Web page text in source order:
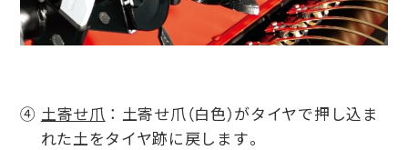
④ 土寄せ爪 ： 土寄せ爪（白色）がタイヤで押し込ま
れた土をタイヤ跡に戻します。